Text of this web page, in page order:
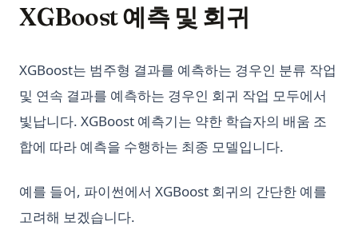
XGBoost 예측 및 회귀
XGBoost는 범주형 결과를 예측하는 경우인 분류 작업
및 연속 결과를 예측하는 경우인 회귀 작업 모두에서
빛납니다. XGBoost 예측기는 약한 학습자의 배움 조
합에 따라 예측을 수행하는 최종 모델입니다.
예를 들어, 파이썬에서 XGBoost 회귀의 간단한 예를
고려해 보겠습니다.